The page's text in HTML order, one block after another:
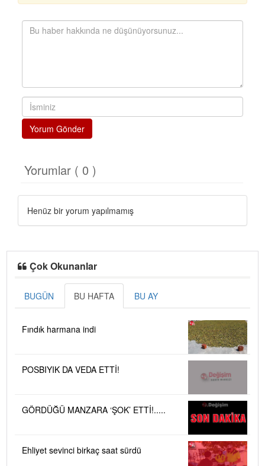
Yorum Gönder
Yorumlar ( 0 )
Henüz bir yorum yapılmamış
Çok Okunanlar
BUGÜN BU HAFTA BU AY
Fındık harmana indi
POSBIYIK DA VEDA ETTİ!
GÖRDÜĞÜ MANZARA ‘ŞOK’ ETTİ!.....
Ehliyet sevinci birkaç saat sürdü